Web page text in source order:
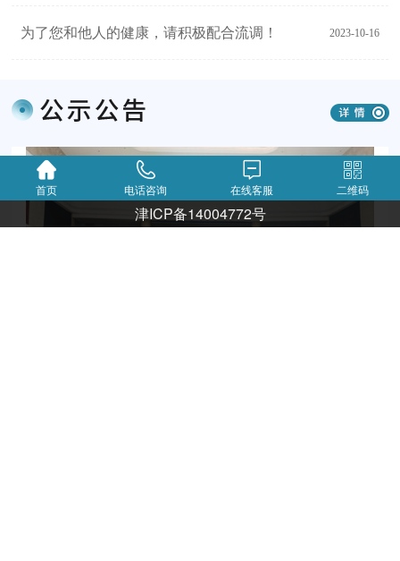
为了您和他人的健康，请积极配合流调！ 2023-10-16
首页 电话咨询 在线客服 二维码
津ICP备14004772号